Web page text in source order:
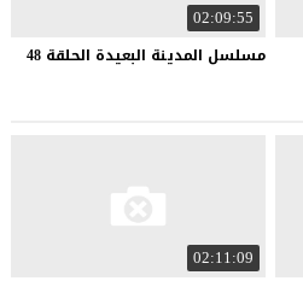
02:09:55
مسلسل المدينة البعيدة الحلقة 48
02:11:09